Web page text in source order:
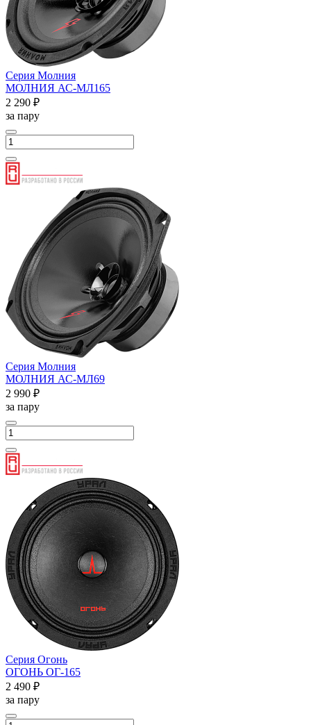
Серия Молния
МОЛНИЯ АС-МЛ165
2 290 ₽
за пару
Серия Молния
МОЛНИЯ АС-МЛ69
2 990 ₽
за пару
Серия Огонь
ОГОНЬ ОГ-165
2 490 ₽
за пару